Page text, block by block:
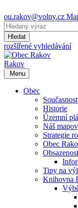
ou.rakov@volny.cz
Hledat
rozšířené vyhledávání
Rakov
Menu
Obec
Historie
Územní
Náš
Strategie
Obec
Tipy na
Knihovna